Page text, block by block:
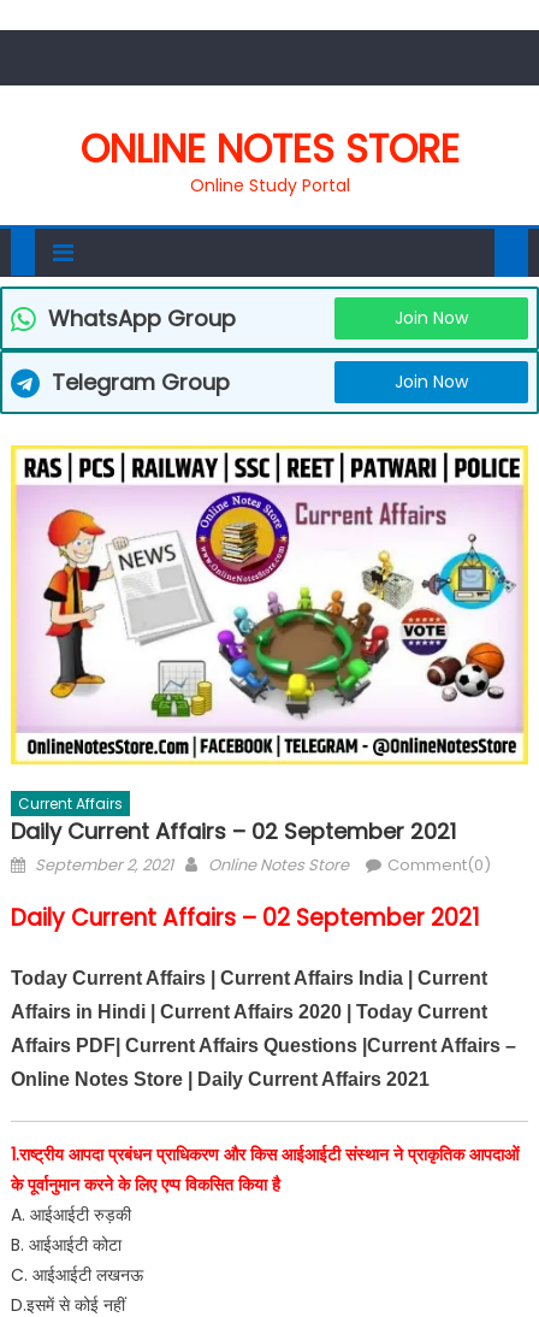
ONLINE NOTES STORE
Online Study Portal
WhatsApp Group Join Now
Telegram Group Join Now
Current Affairs
Daily Current Affairs – 02 September 2021
September 2, 2021 Online Notes Store Comment(0)
Daily Current Affairs – 02 September 2021
Today Current Affairs | Current Affairs India | Current
Affairs in Hindi | Current Affairs 2020 | Today Current
Affairs PDF| Current Affairs Questions |Current Affairs –
Online Notes Store | Daily Current Affairs 2021
1.राष्ट्रीय आपदा प्रबंधन प्राधिकरण और किस आईआईटी संस्थान ने प्राकृतिक आपदाओं
के पूर्वानुमान करने के लिए एप्प विकसित किया है
A. आईआईटी रुड़की
B. आईआईटी कोटा
C. आईआईटी लखनऊ
D.इसमें से कोई नहीं